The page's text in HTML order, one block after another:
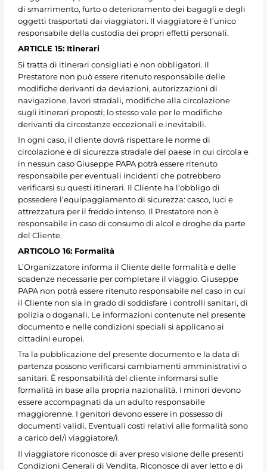
di smarrimento, furto o deterioramento dei bagagli e degli
oggetti trasportati dai viaggiatori. Il viaggiatore è l’unico
responsabile della custodia dei propri effetti personali.
ARTICLE 15: Itinerari
Si tratta di itinerari consigliati e non obbligatori. Il
Prestatore non può essere ritenuto responsabile delle
modifiche derivanti da deviazioni, autorizzazioni di
navigazione, lavori stradali, modifiche alla circolazione
sugli itinerari proposti; lo stesso vale per le modifiche
derivanti da circostanze eccezionali e inevitabili.
In ogni caso, il cliente dovrà rispettare le norme di
circolazione e di sicurezza stradale del paese in cui circola e
in nessun caso Giuseppe PAPA potrà essere ritenuto
responsabile per eventuali incidenti che potrebbero
verificarsi su questi itinerari. Il Cliente ha l’obbligo di
possedere l’equipaggiamento di sicurezza: casco, luci e
attrezzatura per il freddo intenso. Il Prestatore non è
responsabile in caso di consumo di alcol e droghe da parte
del Cliente.
ARTICOLO 16: Formalità
L’Organizzatore informa il Cliente delle formalità e delle
scadenze necessarie per completare il viaggio. Giuseppe
PAPA non potrà essere ritenuto responsabile nel caso in cui
il Cliente non sia in grado di soddisfare i controlli sanitari, di
polizia o doganali. Le informazioni contenute nel presente
documento e nelle condizioni speciali si applicano ai
cittadini europei.
Tra la pubblicazione del presente documento e la data di
partenza possono verificarsi cambiamenti amministrativi o
sanitari. È responsabilità del cliente informarsi sulle
formalità in base alla propria nazionalità. I minori devono
essere accompagnati da un adulto responsabile
maggiorenne. I genitori devono essere in possesso di
documenti validi. Eventuali costi relativi alle formalità sono
a carico del/i viaggiatore/i.
Il viaggiatore riconosce di aver preso visione delle presenti
Condizioni Generali di Vendita. Riconosce di aver letto e di